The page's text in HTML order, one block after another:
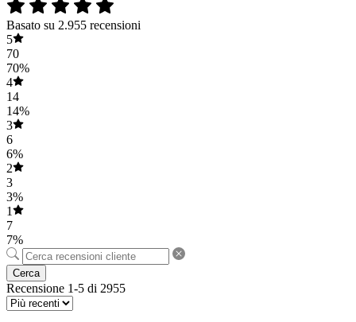
Basato su 2.955 recensioni
5
70
70%
4
14
14%
3
6
6%
2
3
3%
1
7
7%
Cerca
Recensione 1-5 di 2955